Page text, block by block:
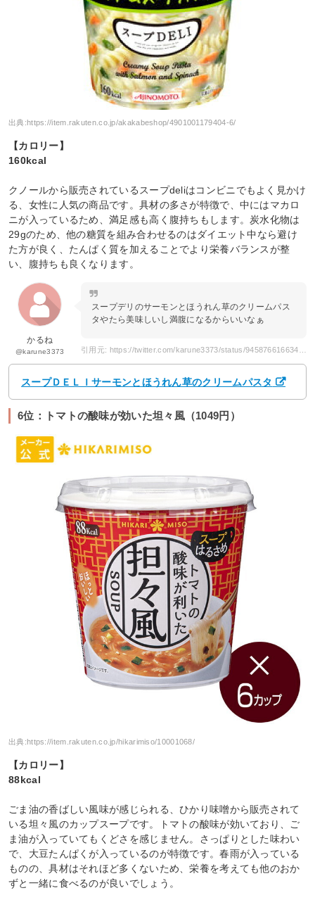
出典: https://item.rakuten.co.jp/akakabeshop/4901001179404-6/
【カロリー】
160kcal
クノールから販売されているスープdeliはコンビニでもよく見かけ
る、女性に人気の商品です。具材の多さが特徴で、中にはマカロ
ニが入っているため、満足感も高く腹持ちもします。炭水化物は
29gのため、他の糖質を組み合わせるのはダイエット中なら避け
た方が良く、たんぱく質を加えることでより栄養バランスが整
い、腹持ちも良くなります。
かるね
@karune3373
スープデリのサーモンとほうれん草のクリームパス
タやたら美味しいし満腹になるからいいなぁ
スープＤＥＬＩサーモンとほうれん草のクリームパスタ
6位：トマトの酸味が効いた坦々風（1049円）
出典: https://item.rakuten.co.jp/hikarimiso/10001068/
【カロリー】
88kcal
ごま油の香ばしい風味が感じられる、ひかり味噌から販売されて
いる坦々風のカップスープです。トマトの酸味が効いており、ご
ま油が入っていてもくどさを感じません。さっぱりとした味わい
で、大豆たんぱくが入っているのが特徴です。春雨が入っている
ものの、具材はそれほど多くないため、栄養を考えても他のおか
ずと一緒に食べるのが良いでしょう。